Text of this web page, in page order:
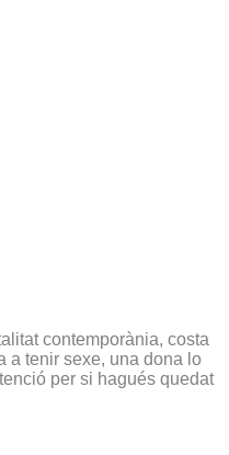
contemporània, costa
a tenir sexe, una dona lo
per si hagués quedat